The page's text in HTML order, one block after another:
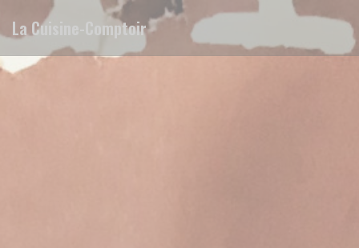
Cookies beheer paneel
La Cuisine-Comptoir